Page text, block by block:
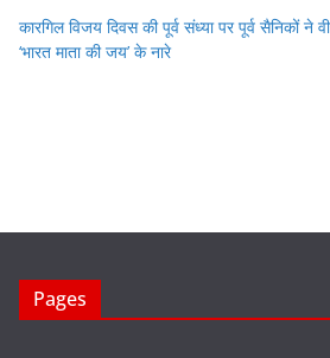
कारगिल विजय दिवस की पूर्व संध्या पर पूर्व सैनिकों ने
‘भारत माता की जय’ के नारे
Pages